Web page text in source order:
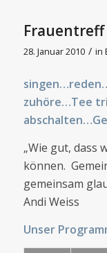
Frauentreff
28. Januar 2010 / in
zuhöre…Tee
„Wie gut, dass
können.
gemeinsam
Andi Weiss
Unser